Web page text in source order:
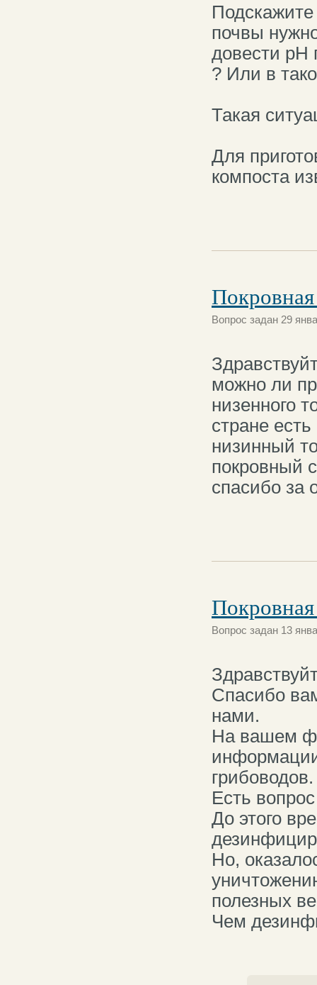
почвы
довести
? Или в
Такая
Для
компоста
Вопрос задан 29
можно ли
низенного
стране
низинный
покровный
спасибо за
Вопрос задан 13
Спасибо
нами.
На вашем
грибоводов.
Есть
До этого
Но,
полезных
Чем